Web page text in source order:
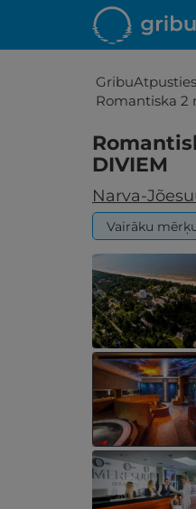
GribuAtpusties
Romantiska 2
DIVIEM
Narva-
Vairāku